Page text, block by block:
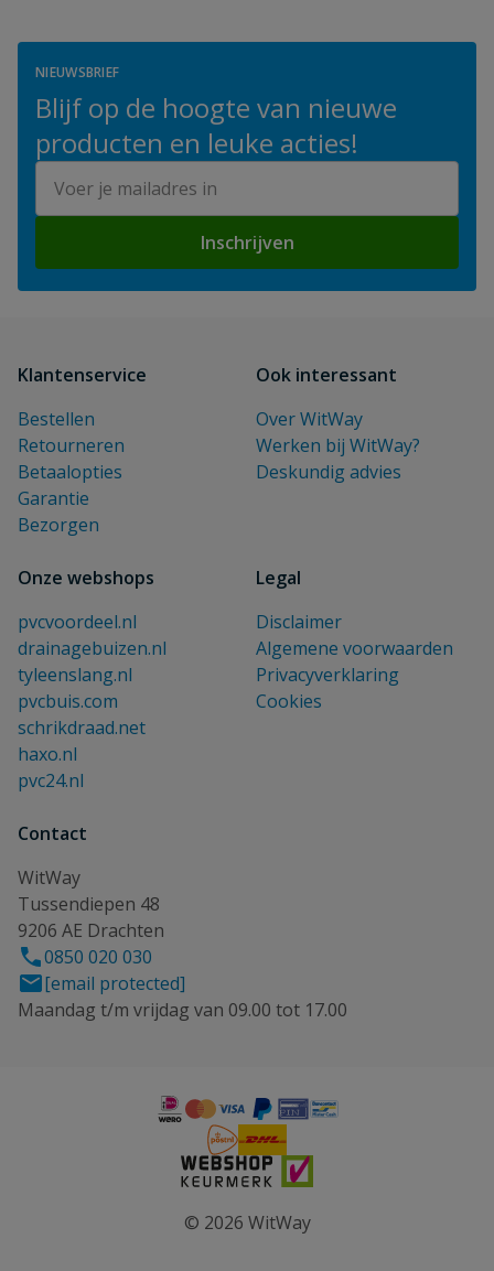
NIEUWSBRIEF
Blijf op de hoogte van nieuwe
producten en leuke acties!
Inschrijven
Klantenservice
Bestellen
Retourneren
Betaalopties
Garantie
Bezorgen
Ook interessant
Over WitWay
Werken bij WitWay?
Deskundig advies
Onze webshops
pvcvoordeel.nl
drainagebuizen.nl
tyleenslang.nl
pvcbuis.com
schrikdraad.net
haxo.nl
pvc24.nl
Legal
Disclaimer
Algemene voorwaarden
Privacyverklaring
Cookies
Contact
WitWay
Tussendiepen 48
9206 AE Drachten
0850 020 030
[email protected]
Maandag t/m vrijdag van 09.00 tot 17.00
© 2026 WitWay